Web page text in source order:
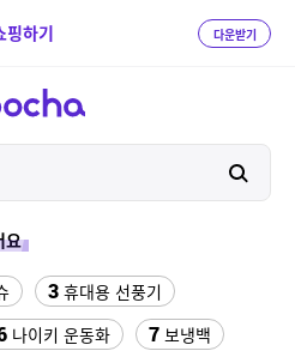
핑하기 다운받기
요
3 휴대용 선풍기
나이키 운동화 7 보냉백